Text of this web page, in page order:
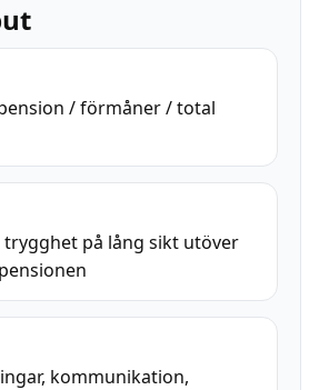
/ förmåner / total
trygghet på lång sikt utöver
kommunikation,